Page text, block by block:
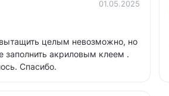
01.05.2025
целым невозможно, но
заполнить акриловым клеем .
Спасибо.